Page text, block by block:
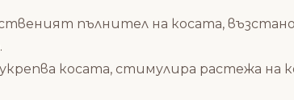
пълнител на косата,
укрепва косата, стимулира растежа на